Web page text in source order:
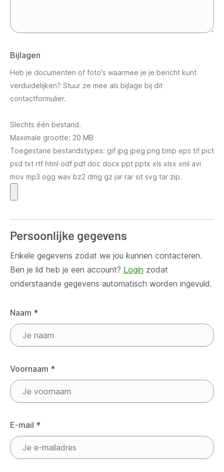
Bijlagen
Heb je documenten of foto's waarmee je je bericht kunt
verduidelijken? Stuur ze mee als bijlage bij dit
contactformulier.
Slechts één bestand.
Maximale grootte: 20 MB
Toegestane bestandstypes: gif jpg jpeg png bmp eps tif pict
psd txt rtf html odf pdf doc docx ppt pptx xls xlsx xml avi
mov mp3 ogg wav bz2 dmg gz jar rar sit svg tar zip.
Persoonlijke gegevens
Enkele gegevens zodat we jou kunnen contacteren.
Ben je lid heb je een account? Login zodat
onderstaande gegevens automatisch worden ingevuld.
Naam *
Voornaam *
E-mail *